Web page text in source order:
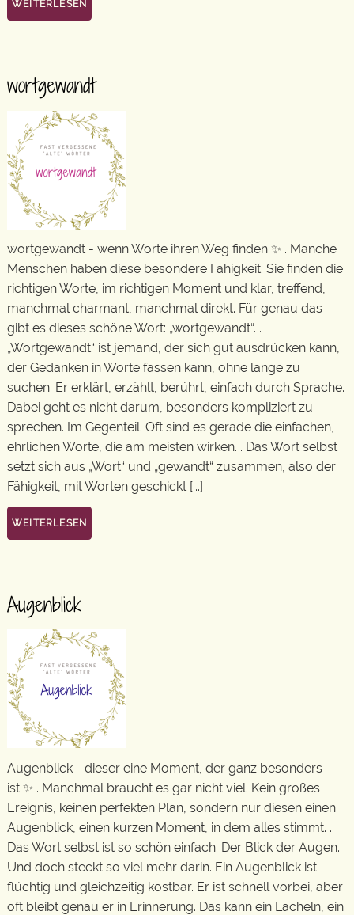
WEITERLESEN
wortgewandt
wortgewandt - wenn Worte ihren Weg finden ✨ . Manche
Menschen haben diese besondere Fähigkeit: Sie finden die
richtigen Worte, im richtigen Moment und klar, treffend,
manchmal charmant, manchmal direkt. Für genau das
gibt es dieses schöne Wort: „wortgewandt“. .
„Wortgewandt“ ist jemand, der sich gut ausdrücken kann,
der Gedanken in Worte fassen kann, ohne lange zu
suchen. Er erklärt, erzählt, berührt, einfach durch Sprache.
Dabei geht es nicht darum, besonders kompliziert zu
sprechen. Im Gegenteil: Oft sind es gerade die einfachen,
ehrlichen Worte, die am meisten wirken. . Das Wort selbst
setzt sich aus „Wort“ und „gewandt“ zusammen, also der
Fähigkeit, mit Worten geschickt [...]
WEITERLESEN
Augenblick
Augenblick - dieser eine Moment, der ganz besonders
ist ✨ . Manchmal braucht es gar nicht viel: Kein großes
Ereignis, keinen perfekten Plan, sondern nur diesen einen
Augenblick, einen kurzen Moment, in dem alles stimmt. .
Das Wort selbst ist so schön einfach: Der Blick der Augen.
Und doch steckt so viel mehr darin. Ein Augenblick ist
flüchtig und gleichzeitig kostbar. Er ist schnell vorbei, aber
oft bleibt genau er in Erinnerung. Das kann ein Lächeln, ein